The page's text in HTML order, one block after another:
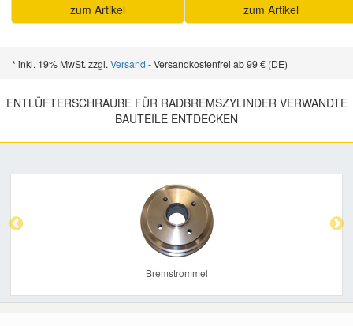
zum Artikel zum Artikel
* inkl. 19% MwSt. zzgl. Versand - Versandkostenfrei ab 99 € (DE)
ENTLÜFTERSCHRAUBE FÜR RADBREMSZYLINDER VERWANDTE
BAUTEILE ENTDECKEN
Bremstrommel